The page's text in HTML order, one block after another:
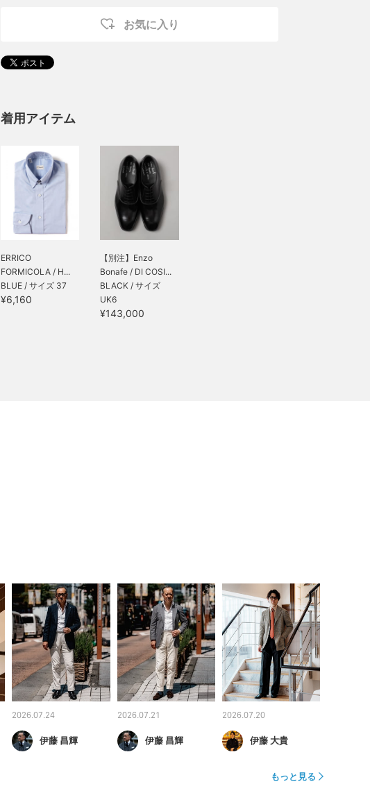
お気に入り
着用アイテム
ERRICO
FORMICOLA / H...
BLUE / サイズ 37
¥6,160
【別注】Enzo
Bonafe / DI COSI...
BLACK / サイズ
UK6
¥143,000
2026.07.24
伊藤 昌輝
2026.07.21
伊藤 昌輝
2026.07.20
伊藤 大貴
もっと見る